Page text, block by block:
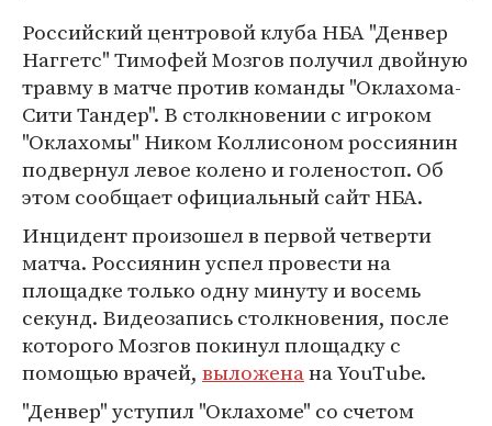
Российский центровой клуба НБА "Денвер
Наггетс" Тимофей Мозгов получил двойную
травму в матче против команды "Оклахома-
Сити Тандер". В столкновении с игроком
"Оклахомы" Ником Коллисоном россиянин
подвернул левое колено и голеностоп. Об
этом сообщает официальный сайт НБА.
Инцидент произошел в первой четверти
матча. Россиянин успел провести на
площадке только одну минуту и восемь
секунд. Видеозапись столкновения, после
которого Мозгов покинул площадку с
помощью врачей, выложенана YouTube.
"Денвер" уступил "Оклахоме" со счетом